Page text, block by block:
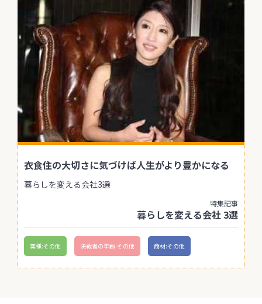
衣食住の大切さに気づけば人生がより豊かになる
暮らしを変える会社3選
特集記事
暮らしを変える会社 3選
業種:その他 決裁者の年齢:その他 商材:その他